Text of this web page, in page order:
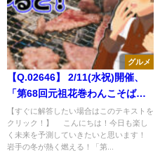
グルメ
【Q.02646】 2/11(水祝)開催、
「第68回元祖花巻わんこそば全
日本大会」。横綱（優勝者）が
たいらげるわんこそばの量は？
【すぐに解答したい場合はこのテキストを
クリック！】 こんにちは！今日も楽し
く未来を予測していきたいと思います！
岩手の冬が熱く燃える！「第...